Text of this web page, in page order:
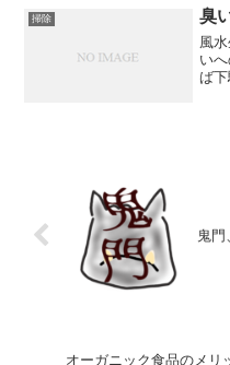
履
っ
掃除 臭
風
い
ば
鬼門
オーガニック食品のメリ